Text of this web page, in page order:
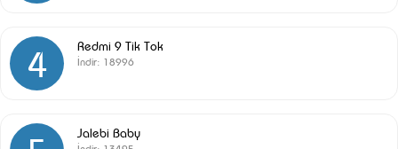
4 Redmi 9 Tik Tok
İndir: 18996
Jalebi Baby